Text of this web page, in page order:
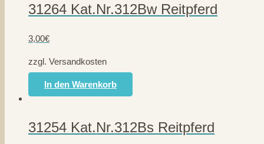
31264 Kat.Nr.312Bw Reitpferd
3,00€
zzgl. Versandkosten
In den Warenkorb
31254 Kat.Nr.312Bs Reitpferd